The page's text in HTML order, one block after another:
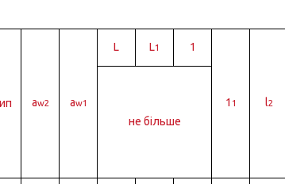
аw2 aw1
L L1 1
1 1 l2
не більше